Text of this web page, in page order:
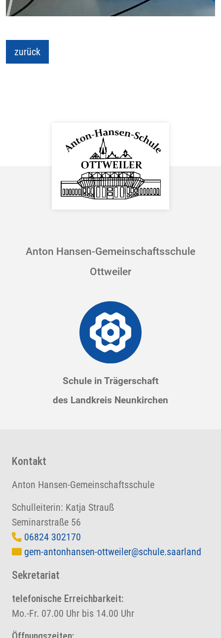
zurück
Anton Hansen-Gemeinschaftsschule
Ottweiler
Schule in Trägerschaft
des Landkreis Neunkirchen
Kontakt
Anton Hansen-Gemeinschaftsschule
Schulleiterin: Katja Strauß
Seminarstraße 56
06824 302170
gem-antonhansen-ottweiler@schule.saarland
Sekretariat
telefonische Erreichbarkeit:
Mo.-Fr. 07.00 Uhr bis 14.00 Uhr